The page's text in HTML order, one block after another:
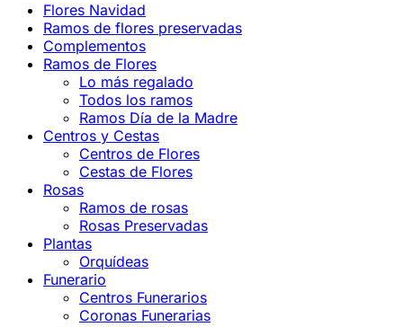
Flores Navidad
Ramos de flores preservadas
Complementos
Ramos de Flores
Lo más regalado
Todos los ramos
Ramos Día de la Madre
Centros y Cestas
Centros de Flores
Cestas de Flores
Rosas
Ramos de rosas
Rosas Preservadas
Plantas
Orquídeas
Funerario
Centros Funerarios
Coronas Funerarias